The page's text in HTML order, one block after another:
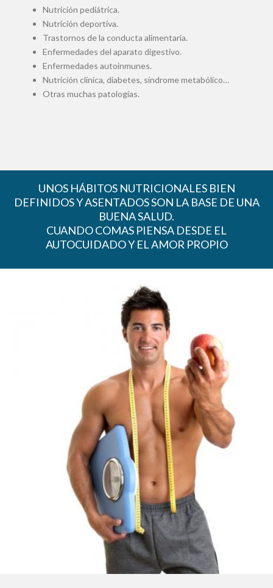
Nutrición pediátrica.
Nutrición deportiva.
Trastornos de la conducta alimentaria.
Enfermedades del aparato digestivo.
Enfermedades autoinmunes.
Nutrición clínica, diabetes, síndrome metabólico…
Otras muchas patologías.
UNOS HÁBITOS NUTRICIONALES BIEN
DEFINIDOS Y ASENTADOS SON LA BASE DE UNA
BUENA SALUD.
CUANDO COMAS PIENSA DESDE EL
AUTOCUIDADO Y EL AMOR PROPIO